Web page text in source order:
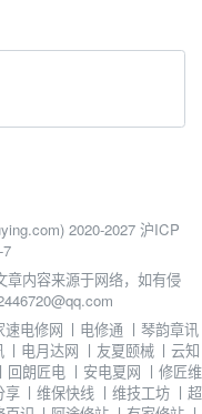
2020-2027 沪ICP
章内容来源于网络，如有侵
速电修网 丨 电修通 丨琴韵章讯
丨 电月达网 丨 友夏颐械 丨云知
丨 回朗匠电 丨 安电夏网 丨 修匠维
享 丨维保快线 丨维技工坊 丨 超